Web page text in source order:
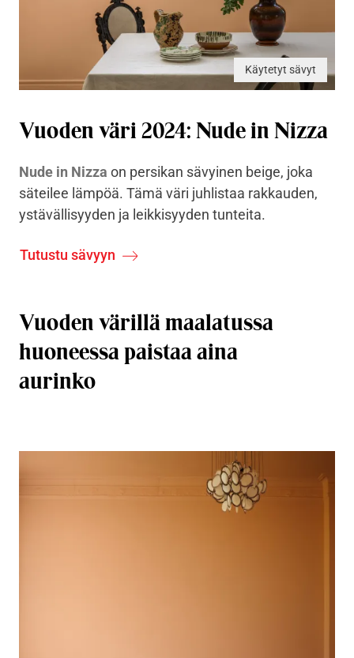
Käytetyt sävyt
Vuoden väri 2024: Nude in Nizza
Nude in Nizza on persikan sävyinen beige, joka
säteilee lämpöä. Tämä väri juhlistaa rakkauden,
ystävällisyyden ja leikkisyyden tunteita.
Tutustu sävyyn
Vuoden värillä maalatussa
huoneessa paistaa aina
aurinko